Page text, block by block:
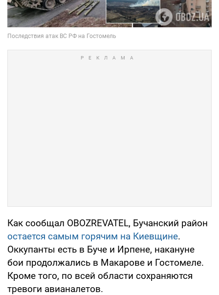
Как сообщал OBOZREVATEL, Бучанский район
остается самым горячим на Киевщине.
Оккупанты есть в Буче и Ирпене, накануне
бои продолжались в Макарове и Гостомеле.
Кроме того, по всей области сохраняются
тревоги авианалетов.